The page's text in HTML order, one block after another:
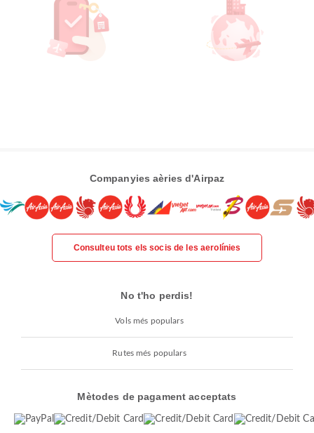
Companyies aèries d'Airpaz
Consulteu tots els socis de les aerolínies
No t'ho perdis!
Vols més populars
Rutes més populars
Mètodes de pagament acceptats